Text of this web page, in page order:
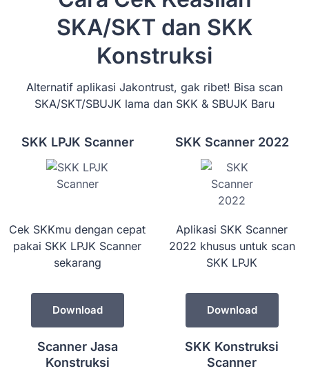
SKA/SKT dan SKK
Konstruksi
Alternatif aplikasi Jakontrust, gak ribet! Bisa scan
SKA/SKT/SBUJK lama dan SKK & SBUJK Baru
SKK LPJK Scanner
Cek SKKmu dengan cepat
pakai SKK LPJK Scanner
sekarang
Download
SKK Scanner 2022
Aplikasi SKK Scanner
2022 khusus untuk scan
SKK LPJK
Download
Scanner Jasa
Konstruksi
SKK Konstruksi
Scanner